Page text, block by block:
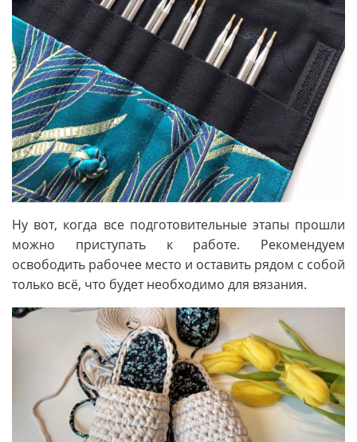
Ну вот, когда все подготовительные этапы прошли
можно приступать к работе. Рекомендуем
освободить рабочее место и оставить рядом с собой
только всё, что будет необходимо для вязания.